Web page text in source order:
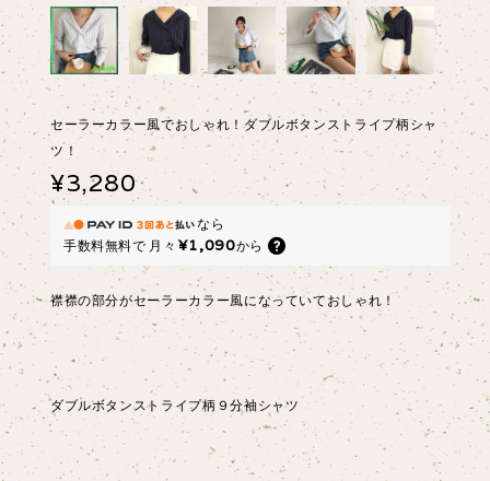
セーラーカラー風でおしゃれ！ダブルボタンストライプ柄シャ
ツ！
¥3,280
なら
手数料無料で 月々 ¥1,090から
襟襟の部分がセーラーカラー風になっていておしゃれ！
ダブルボタンストライプ柄９分袖シャツ